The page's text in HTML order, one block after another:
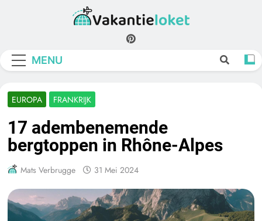
Vakantieloket
MENU
EUROPA FRANKRIJK
17 adembenemende
bergtoppen in Rhône-Alpes
Mats Verbrugge 31 Mei 2024